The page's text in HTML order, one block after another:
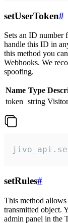
setUserToken#
Sets an ID number
handle this ID in
this method you
Webhooks. We
spoofing.
Name Type
token string
setRules#
This method
transmitted object.
admin panel in the